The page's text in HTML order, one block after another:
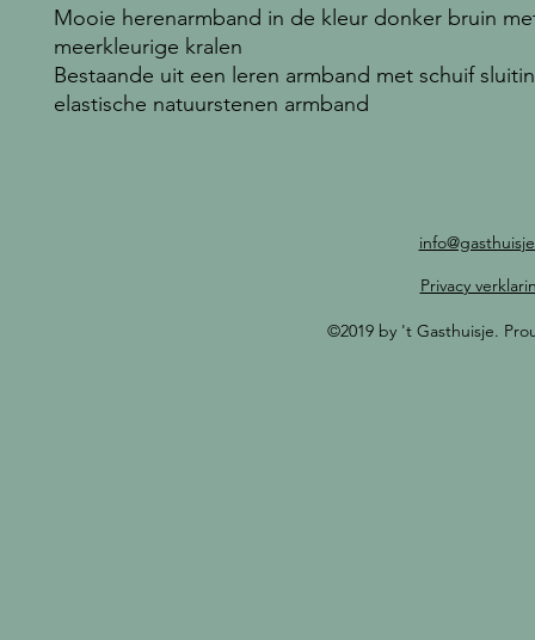
Mooie herenarmband in de kleur donker bruin
meerkleurige kralen
Bestaande uit een leren armband met schuif
elastische natuurstenen armband
Privacy
©2019 by 't Gasthuisje.